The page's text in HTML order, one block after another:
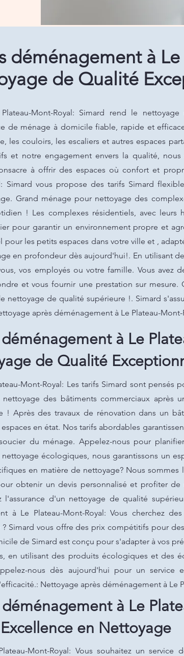
déménagement à
de Qualité
Mont-Royal: Simard rend le
de ménage à domicile fiable, rapide et
les couloirs, les escaliers et autres espaces
et notre engagement envers la qualité,
à offrir des espaces où confort et
Simard vous propose des tarifs Simard
Grand ménage pour nettoyage des
! Les complexes résidentiels, avec leurs
pour garantir un environnement propre et
les petits espaces dans votre ville et ,
en profondeur dès aujourd'hui!. En utilisant
vos employés ou votre famille. Vous avez
et vous fournir une prestation sur mesure.
nettoyage de qualité supérieure !. Simard
après déménagement à Le Plateau-Mont-
à Le
de Qualité
Mont-Royal: Les tarifs Simard sont pensés
des bâtiments commerciaux après
! Après des travaux de rénovation dans un
en état. Nos tarifs abordables
du ménage. Appelez-nous pour
écologiques, nous garantissons un
en matière de nettoyage? Nous
obtenir un devis personnalisé et profiter
l'assurance d'un nettoyage de qualité
à Le Plateau-Mont-Royal: Vous cherchez
Simard vous offre des prix compétitifs pour
de Simard est conçu pour s'adapter à vos
en utilisant des produits écologiques et des
nous dès aujourd'hui pour un service
Nettoyage après déménagement à Le
à Le
Excellence en Nettoyage
Mont-Royal: Vous souhaitez un